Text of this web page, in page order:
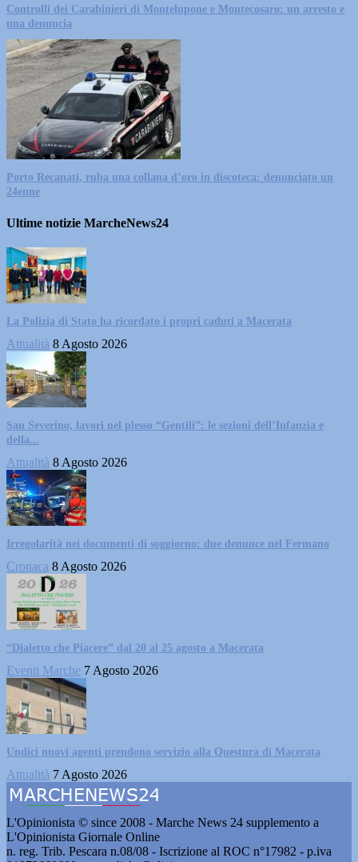
Controlli dei Carabinieri di Montelupone e Montecosaro: un arresto e
una denuncia
Porto Recanati, ruba una collana d’oro in discoteca: denunciato un
24enne
Ultime notizie MarcheNews24
La Polizia di Stato ha ricordato i propri caduti a Macerata
Attualità 8 Agosto 2026
San Severino, lavori nel plesso “Gentili”: le sezioni dell’Infanzia e
della...
Attualità 8 Agosto 2026
Irregolarità nei documenti di soggiorno: due denunce nel Fermano
Cronaca 8 Agosto 2026
“Dialetto che Piacere” dal 20 al 25 agosto a Macerata
Eventi Marche 7 Agosto 2026
Undici nuovi agenti prendono servizio alla Questura di Macerata
Attualità 7 Agosto 2026
L'Opinionista © since 2008 - Marche News 24 supplemento a
L'Opinionista Giornale Online
n. reg. Trib. Pescara n.08/08 - Iscrizione al ROC n°17982 - p.iva